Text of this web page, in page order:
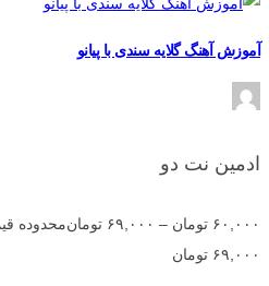
آموزش آهنگ گلایه سندی با پیانو
ادمین نت دو
۶۰,۰۰۰ تومان – ۶۹,۰۰۰ تومان
۶۹,۰۰۰ تومان